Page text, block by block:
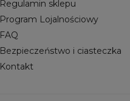
Regulamin sklepu
Program Lojalnościowy
FAQ
Bezpieczeństwo i ciasteczka
Kontakt